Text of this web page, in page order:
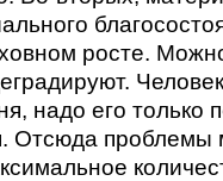
росте.
надо его только
Отсюда проблемы